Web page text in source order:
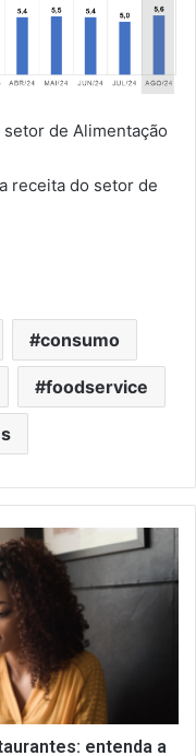
de Alimentação
receita do setor de
consumo
foodservice
entenda a